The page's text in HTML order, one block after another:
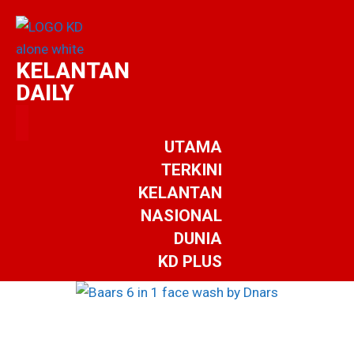
KELANTAN
DAILY
UTAMA
TERKINI
KELANTAN
NASIONAL
DUNIA
KD PLUS